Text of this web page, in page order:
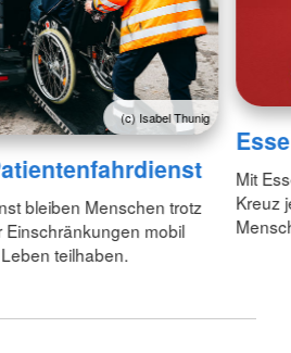
(c) Isabel Thunig
bleiben Menschen trotz
mobil
teilhaben.
Mit
Kreuz